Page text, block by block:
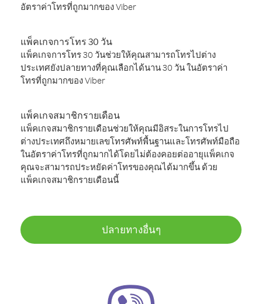
อัตราค่าโทรที่ถูกมากของ Viber
แพ็คเกจการโทร 30 วัน
แพ็คเกจการโทร 30 วันช่วยให้คุณสามารถโทรไปต่าง
ประเทศยังปลายทางที่คุณเลือกได้นาน 30 วัน ในอัตราค่า
โทรที่ถูกมากของ Viber
แพ็คเกจสมาชิกรายเดือน
แพ็คเกจสมาชิกรายเดือนช่วยให้คุณมีอิสระในการโทรไป
ต่างประเทศถึงหมายเลขโทรศัพท์พื้นฐานและโทรศัพท์มือถือ
ในอัตราค่าโทรที่ถูกมากได้โดยไม่ต้องคอยต่ออายุแพ็คเกจ
คุณจะสามารถประหยัดค่าโทรของคุณได้มากขึ้น ด้วย
แพ็คเกจสมาชิกรายเดือนนี้
ปลายทางอื่นๆ